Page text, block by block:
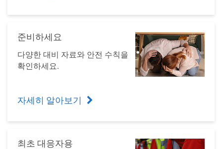
준비하세요
다양한 대비 자료와 안전 수칙을
확인하세요.
자세히 알아보기
최초 대응자용